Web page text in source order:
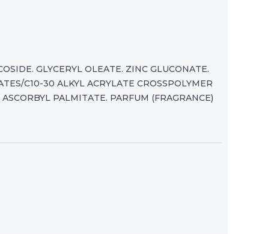
GLYCERYL OLEATE. ZINC GLUCONATE.
C10-30 ALKYL ACRYLATE CROSSPOLYMER
PALMITATE. PARFUM (FRAGRANCE)